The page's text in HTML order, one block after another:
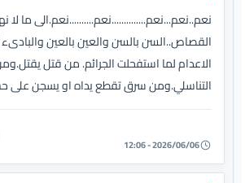
نعم..نعم...نعم..............نعم..........نعم.الى ما لا
القصاص..السن بالسن والعين بالعين
الاعدام لما استفحلت الجرائم. من قتل
التناسلي.ومن سرق تقطع يداه او يسجن على
2026/06/06 - 12:06